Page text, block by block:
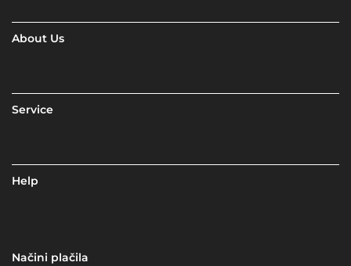
About Us
Service
Help
Načini plačila